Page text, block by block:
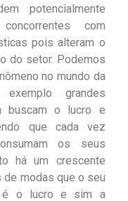
potencialmente
com
pois alteram o
do setor. Podemos
no mundo da
grandes
buscam o lucro e
que cada vez
os seus
há um crescente
de modas que o seu
é o lucro e sim a